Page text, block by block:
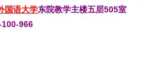
国语大学东院教学主楼五层505室
100-966